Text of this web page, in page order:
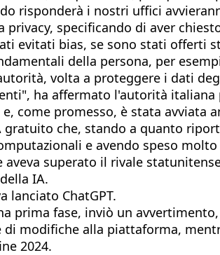
risponderà i nostri uffici
specificando di aver
evitati bias, se sono stati offerti
della persona, per
volta a proteggere i dati
ha affermato l'autorità italiana
come promesso, è stata avviata
che, stando a quanto
e avendo speso
superato il rivale
IA.
lanciato ChatGPT.
prima fase, inviò un
modifiche alla piattaforma,
2024.